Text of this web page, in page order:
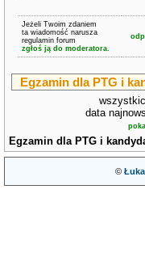
Jeżeli Twoim zdaniem
ta wiadomość narusza
regulamin forum
zgłoś ją do moderatora.
Egzamin dla PTG i
data
Egzamin dla PTG i
©